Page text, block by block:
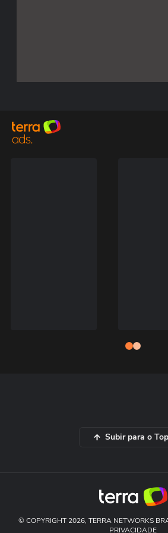
Subir para o
© COPYRIGHT 2026, TERRA NETWORKS
PRIVACIDADE